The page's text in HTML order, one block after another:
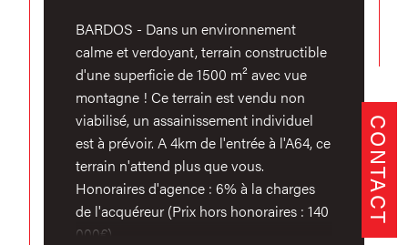
CONTACT
BARDOS - Dans un environnement
calme et verdoyant, terrain constructible
d'une superficie de 1500 m² avec vue
montagne ! Ce terrain est vendu non
viabilisé, un assainissement individuel
est à prévoir. A 4km de l'entrée à l'A64, ce
terrain n'attend plus que vous.
Honoraires d'agence : 6% à la charges
de l'acquéreur (Prix hors honoraires : 140
000€)